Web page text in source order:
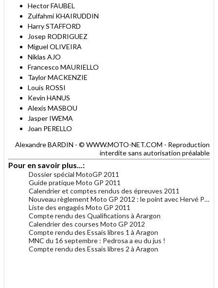
Hector FAUBEL
Zulfahmi KHAIRUDDIN
Harry STAFFORD
Josep RODRIGUEZ
Miguel OLIVEIRA
Niklas AJO
Francesco MAURIELLO
Taylor MACKENZIE
Louis ROSSI
Kevin HANUS
Alexis MASBOU
Jasper IWEMA
Joan PERELLO
Alexandre BARDIN - © WWW.MOTO-NET.COM - Reproduction
interdite sans autorisation préalable
Pour en savoir plus...:
Dossier spécial MotoGP 2011
Guide pratique Moto GP 2011
Calendrier et comptes rendus des épreuves 2011
Nouveau règlement Moto GP 2012 : le point avec Hervé Poncharal
Liste des engagés Moto GP 2011
Compte rendu des Qualifications à Arargon
Calendrier des courses Moto GP 2012
Compte rendu des Essais libres 1 à Aragon
MNC du 16 septembre : Pedrosa a eu du jus !
Compte rendu des Essais libres 2 à Aragon